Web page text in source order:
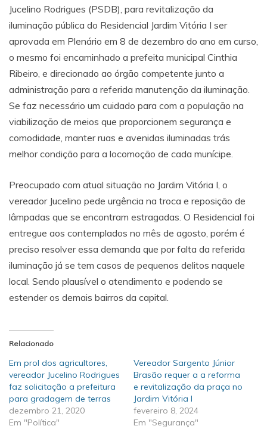
Jucelino Rodrigues (PSDB), para revitalização da
iluminação pública do Residencial Jardim Vitória I ser
aprovada em Plenário em 8 de dezembro do ano em curso,
o mesmo foi encaminhado a prefeita municipal Cinthia
Ribeiro, e direcionado ao órgão competente junto a
administração para a referida manutenção da iluminação.
Se faz necessário um cuidado para com a população na
viabilização de meios que proporcionem segurança e
comodidade, manter ruas e avenidas iluminadas trás
melhor condição para a locomoção de cada munícipe.
Preocupado com atual situação no Jardim Vitória I, o
vereador Jucelino pede urgência na troca e reposição de
lâmpadas que se encontram estragadas. O Residencial foi
entregue aos contemplados no mês de agosto, porém é
preciso resolver essa demanda que por falta da referida
iluminação já se tem casos de pequenos delitos naquele
local. Sendo plausível o atendimento e podendo se
estender os demais bairros da capital.
Relacionado
Em prol dos agricultores,
vereador Jucelino Rodrigues
faz solicitação a prefeitura
para gradagem de terras
dezembro 21, 2020
Em "Política"
Vereador Sargento Júnior
Brasão requer a a reforma
e revitalização da praça no
Jardim Vitória I
fevereiro 8, 2024
Em "Segurança"